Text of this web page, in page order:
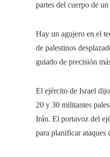
partes del cuerpo de
Hay un agujero en el
de palestinos
guiado de precisión
El ejército de Israel
20 y 30 militantes
Irán. El portavoz del
para planificar ataques